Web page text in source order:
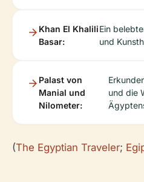
Khan El Khalili
Basar:
Ein
und
Palast von
Manial und
Nilometer:
und die
(The Egyptian Traveler;